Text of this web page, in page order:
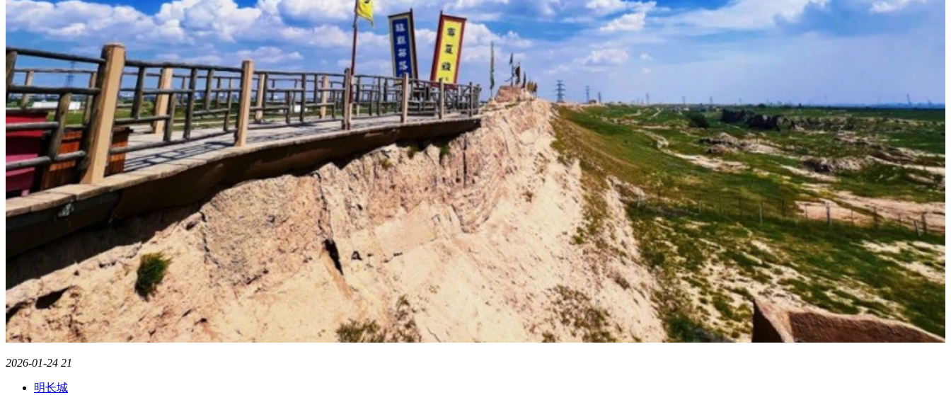
2026-01-24 21
明长城